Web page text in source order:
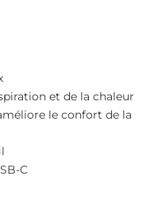
et de la chaleur
le confort de la
C